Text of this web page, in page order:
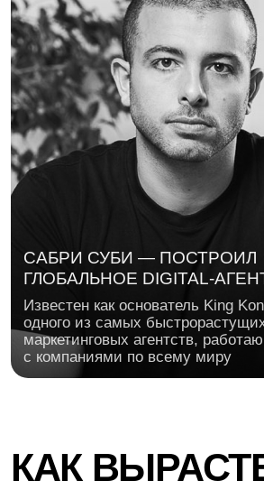
ГЕОРГИЙ СОЛОВЬЕВ
Предприниматель, основатель Skyeng.
Поможет прокачать предпринимательское
и технологии в продукт, которым хочется
пользоваться каждый день
ОСНОВАЛ SKYENG —
КРУПНУЮ EDTECH-
КОМПАНИЮ
ПОСТРОИЛ КУЛЬТУРУ:
ТЕСТОВ, ИТЕРАЦИЙ И
РОСТА
ПРОГРАММА